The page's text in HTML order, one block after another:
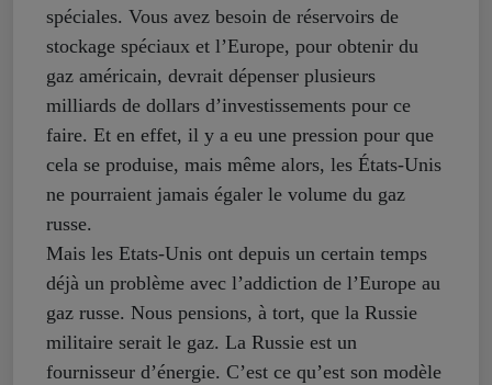
spéciales. Vous avez besoin de réservoirs de
stockage spéciaux et l’Europe, pour obtenir du
gaz américain, devrait dépenser plusieurs
milliards de dollars d’investissements pour ce
faire. Et en effet, il y a eu une pression pour que
cela se produise, mais même alors, les États-Unis
ne pourraient jamais égaler le volume du gaz
russe.
Mais les Etats-Unis ont depuis un certain temps
déjà un problème avec l’addiction de l’Europe au
gaz russe. Nous pensions, à tort, que la Russie
militaire serait le gaz. La Russie est un
fournisseur d’énergie. C’est ce qu’est son modèle